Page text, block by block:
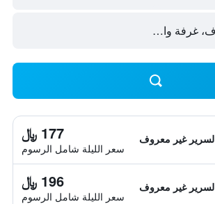
غير معروف 177 ﷼
سعر الليلة شامل الرسوم
غير معروف 196 ﷼
سعر الليلة شامل الرسوم